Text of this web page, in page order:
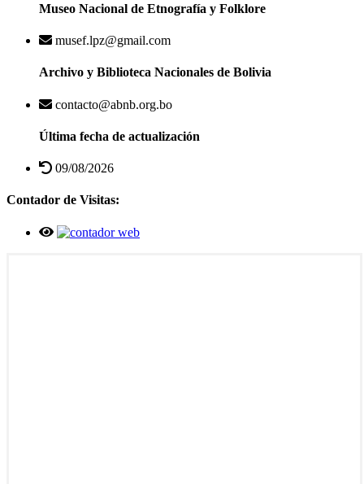
Museo Nacional de Etnografía y Folklore
musef.lpz@gmail.com
Archivo y Biblioteca Nacionales de Bolivia
contacto@abnb.org.bo
Última fecha de actualización
09/08/2026
Contador de Visitas: